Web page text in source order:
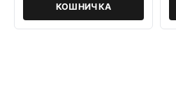
КОШНИЧКА